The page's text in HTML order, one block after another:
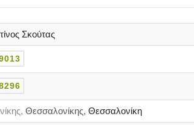
Σκούτας
Θεσσαλονίκης, Θεσσαλονίκη